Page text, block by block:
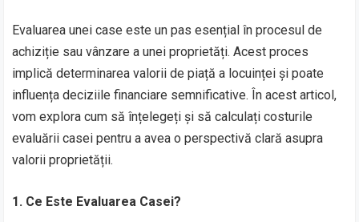
Evaluarea unei case este un pas esențial în procesul de
achiziție sau vânzare a unei proprietăți. Acest proces
implică determinarea valorii de piață a locuinței și poate
influența deciziile financiare semnificative. În acest articol,
vom explora cum să înțelegeți și să calculați costurile
evaluării casei pentru a avea o perspectivă clară asupra
valorii proprietății.
1. Ce Este Evaluarea Casei?